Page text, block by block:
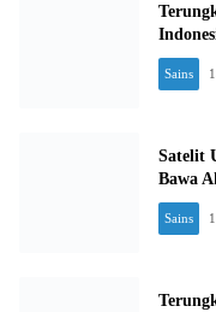
Sains
Satelit
Bawa
Sains